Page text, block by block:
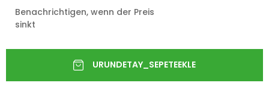
Benachrichtigen, wenn der Preis
sinkt